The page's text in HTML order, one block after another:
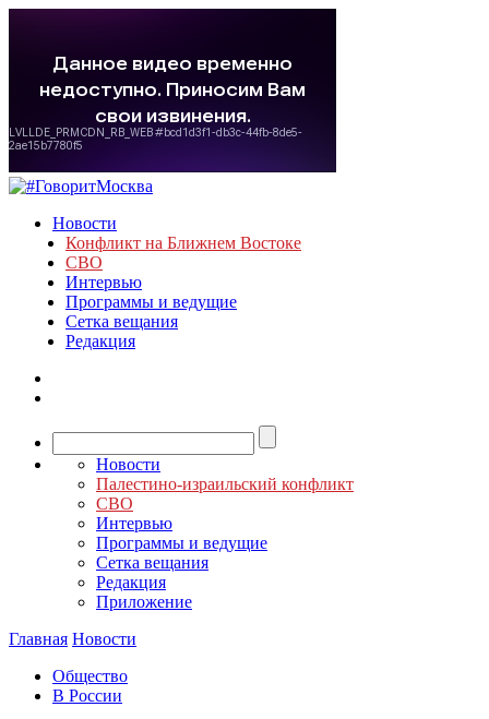
Новости
Конфликт на Ближнем Востоке
СВО
Интервью
Программы и ведущие
Сетка вещания
Редакция
Новости
Палестино-израильский конфликт
СВО
Интервью
Программы и ведущие
Сетка вещания
Редакция
Приложение
Главная Новости
Общество
В России